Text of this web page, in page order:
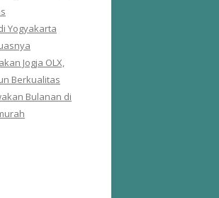
Yogyakarta
Jogja OLX,
Berkualitas
Bulanan di